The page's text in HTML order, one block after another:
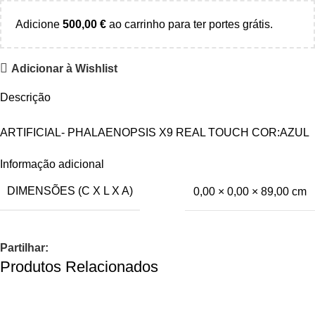
Adicione 500,00 € ao carrinho para ter portes grátis.
Adicionar à Wishlist
Descrição
ARTIFICIAL- PHALAENOPSIS X9 REAL TOUCH COR:AZUL
Informação adicional
DIMENSÕES (C X L X A) 0,00 × 0,00 × 89,00 cm
Partilhar:
Produtos Relacionados